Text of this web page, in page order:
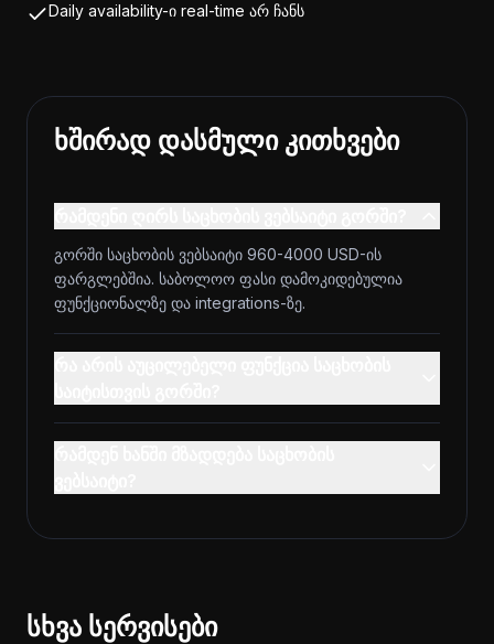
Daily availability-ი real-time არ ჩანს
ხშირად დასმული კითხვები
გორში საცხობის ვებსაიტი 960-4000 USD-ის
ფარგლებშია. საბოლოო ფასი დამოკიდებულია
ფუნქციონალზე და integrations-ზე.
სხვა სერვისები